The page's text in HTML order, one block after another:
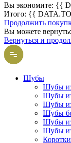
Вы экономите: {{
Итого: {{
Продолжить
Вы можете
Вернуться и
Шубы
Шубы
Шубы из
Шубы из
Шубы
Шубы
Шубы